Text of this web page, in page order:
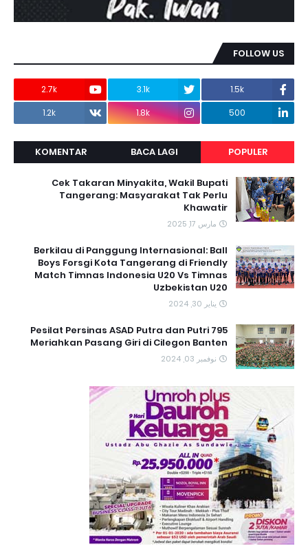
FOLLOW US
1.5k
3.1k
2.7k
500
1.8k
1.2k
POPULER
BACA LAGI
KOMENTAR
Cek Takaran Minyakita, Wakil Bupati
Tangerang: Masyarakat Tak Perlu
Khawatir
مارس 17, 2025
Berkilau di Panggung Internasional: Ball
Boys Forsgi Kota Tangerang di Friendly
Match Timnas Indonesia U20 Vs Timnas
Uzbekistan U20
يناير 30, 2024
795 Pesilat Persinas ASAD Putra dan Putri
Meriahkan Pasang Giri di Cilegon Banten
نوفمبر 03, 2024